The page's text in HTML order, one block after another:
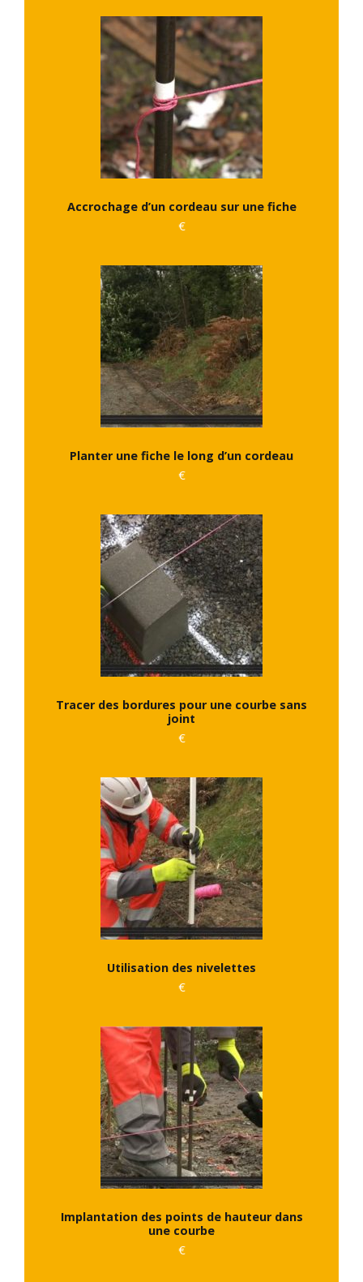
Accrochage d’un cordeau sur une fiche
€
Planter une fiche le long d’un cordeau
€
Tracer des bordures pour une courbe sans
joint
€
Utilisation des nivelettes
€
Implantation des points de hauteur dans
une courbe
€